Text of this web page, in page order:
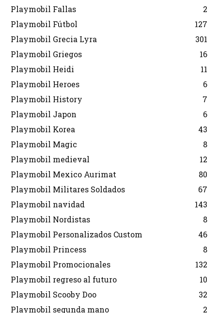
Playmobil Fallas
2
Playmobil Fútbol
127
Playmobil Grecia Lyra
301
Playmobil Griegos
16
Playmobil Heidi
11
Playmobil Heroes
6
Playmobil History
7
Playmobil Japon
6
Playmobil Korea
43
Playmobil Magic
8
Playmobil medieval
12
Playmobil Mexico Aurimat
80
Playmobil Militares Soldados
67
Playmobil navidad
143
Playmobil Nordistas
8
Playmobil Personalizados Custom
46
Playmobil Princess
8
Playmobil Promocionales
132
Playmobil regreso al futuro
10
Playmobil Scooby Doo
32
Playmobil segunda mano
2